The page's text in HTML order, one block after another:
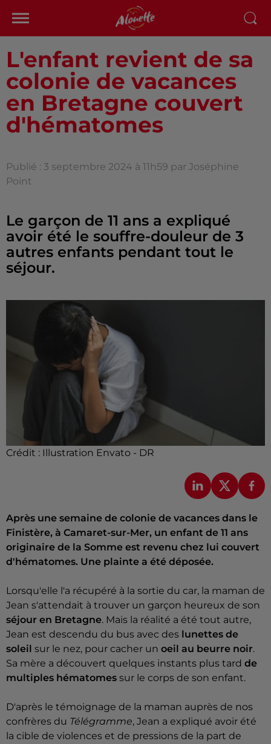
L'enfant revient de sa
colonie de vacances
en Bretagne couvert
d'hématomes
Publié : 3 septembre 2024 à 11h59 par Joséphine
Point
Le garçon de 11 ans a expliqué
avoir été le souffre-douleur de 3
autres enfants pendant tout le
séjour.
Crédit : Illustration Envato - DR
Après une semaine de colonie de vacances dans le
Finistère, à Camaret-sur-Mer, un enfant de 11 ans
originaire de la Somme est revenu chez lui couvert
d'hématomes. Une plainte a été déposée.
Lorsqu'elle l'a récupéré à la sortie du car, la maman de
Jean s'attendait à trouver un garçon heureux de son
séjour en Bretagne. Mais la réalité a été tout autre,
Jean est descendu du bus avec des lunettes de
soleil sur le nez, pour cacher un oeil au beurre noir.
Sa mère a découvert quelques instants plus tard de
multiples hématomes sur le corps de son enfant.
D'après le témoignage de la maman auprès de nos
confrères du Télégramme, Jean a expliqué avoir été
la cible de violences et de pressions de la part de